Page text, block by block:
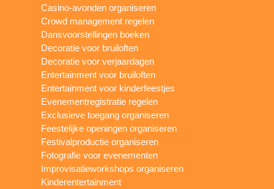
Casino-avonden organiseren
Crowd management regelen
Dansvoorstellingen boeken
Decoratie voor bruiloften
Decoratie voor verjaardagen
Entertainment voor bruiloften
Entertainment voor kinderfeestjes
Evenementregistratie regelen
Exclusieve toegang organiseren
Feestelijke openingen organiseren
Festivalproductie organiseren
Fotografie voor evenementen
Improvisatieworkshops organiseren
Kinderentertainment